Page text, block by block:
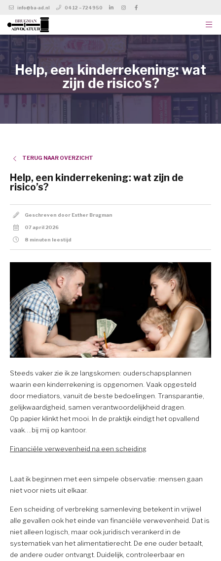
info@ba-ad.nl 0412 – 724950
Help, een kinderrekening: wat
zijn de risico’s?
TERUG NAAR OVERZICHT
Help, een kinderrekening: wat zijn de
risico’s?
Geschreven door Esther Brugman
07 april 2026
8 minuten leestijd
Steeds vaker zie ik ze langskomen: ouderschapsplannen
waarin een kinderrekening is opgenomen. Vaak opgesteld
door mediators, vanuit de beste bedoelingen. Transparantie,
gelijkwaardigheid, samen verantwoordelijkheid dragen.
Op papier klinkt het mooi. In de praktijk eindigt het opvallend
vaak….bij mij op kantoor.
Financiële verwevenheid na een scheiding
Laat ik beginnen met een simpele observatie: mensen gaan
niet voor niets uit elkaar.
Een scheiding of verbreking samenleving betekent in vrijwel
alle gevallen ook het einde van financiële verwevenheid. Dat is
niet alleen logisch, maar ook juridisch verankerd in de
systematiek van het alimentatierecht. De ene ouder betaalt,
de andere ouder ontvangt. Duidelijk, controleerbaar en